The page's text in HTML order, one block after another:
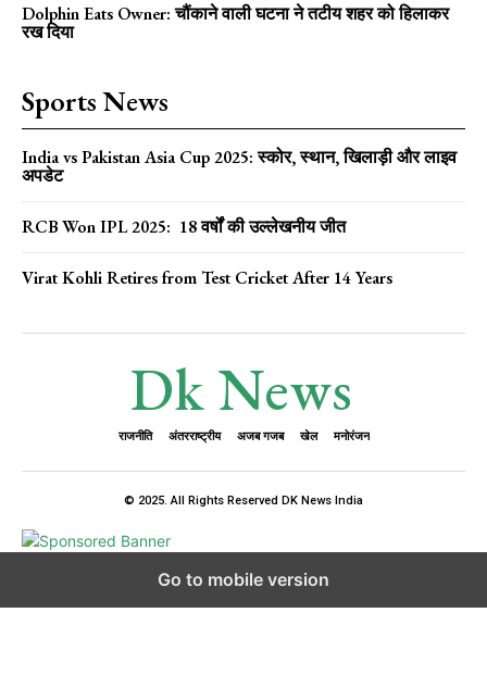
Dolphin Eats Owner: चौंकाने वाली घटना ने तटीय शहर को हिलाकर
रख दिया
Sports News
India vs Pakistan Asia Cup 2025: स्कोर, स्थान, खिलाड़ी और लाइव
अपडेट
RCB Won IPL 2025: 18 वर्षों की उल्लेखनीय जीत
Virat Kohli Retires from Test Cricket After 14 Years
Dk News
राजनीति अंतरराष्ट्रीय अजब गजब खेल मनोरंजन
© 2025. All Rights Reserved DK News India
Go to mobile version